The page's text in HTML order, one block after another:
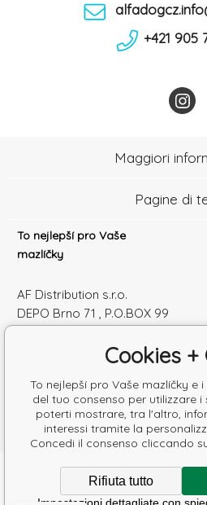
+421 905
To nejlepší pro Vaše
mazlíčky
AF Distribution s.r.o.
DEPO Brno 71 , P.O.BOX 99
Česká republika
Partita IVA: SK2120864328
Maggiori
Pagine di
Copyright © 2026 AF
Tutti i diritti
Cookies +
To nejlepší pro Vaše mazlíčky e
del tuo consenso per utilizzare
poterti mostrare, tra l'altro,
interessi tramite la
Concedi il consenso cliccando
Rifiuta tutto